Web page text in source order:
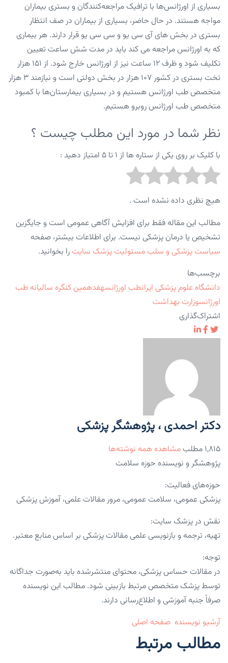
بسیاری از اورژانس‌ها با ترافیک مراجعه‌کنندگان و بستری بیماران
مواجه هستند. در حال حاضر، بسیاری از بیماران در صف انتظار
بستری در بخش های آی سی یو و سی سی یو قرار دارند. هر بیماری
که به اورژانس مراجعه می کند باید در مدت شش ساعت تعیین
تکلیف شود و ظرف ۱۲ ساعت نیز از اورژانس خارج شود. از ۱۵۱ هزار
تخت بستری در کشور ۱۰۷ هزار در بخش دولتی است و نیازمند ۳ هزار
متخصص طب اورژانس هستیم و در بسیاری بیمارستان‌ها با کمبود
متخصص طب اورژانس روبرو هستیم.
نظر شما در مورد این مطلب چیست ؟
با کلیک بر روی یکی از ستاره ها از ۱ تا ۵ امتیاز دهید :
هیچ نظری داده نشده است .
مطالب این مقاله فقط برای افزایش آگاهی عمومی است و جایگزین
تشخیص یا درمان پزشکی نیست. برای اطلاعات بیشتر، صفحه
سیاست پزشکی و سلب مسئولیت پزشک سایت را بخوانید.
برچسب‌ها
دانشگاه علوم پزشکی ایرانطب اورژانسهفدهمین کنگره سالیانه طب
اورژانسوزارت بهداشت
اشتراک‌گذاری
دکتر احمدی ، پژوهشگر پزشکی
۱,۸۱۵ مطلب
مشاهده همه نوشته‌ها
پژوهشگر و نویسنده حوزه سلامت
حوزه‌های فعالیت:
پزشکی عمومی، سلامت عمومی، مرور مقالات علمی، آموزش پزشکی
نقش در پزشک سایت:
تهیه، ترجمه و بازنویسی علمی مقالات پزشکی بر اساس منابع معتبر.
توجه:
در مقالات حساس پزشکی، محتوای منتشرشده باید به‌صورت جداگانه
توسط پزشک متخصص مرتبط بازبینی شود. مطالب این نویسنده
صرفاً جنبه آموزشی و اطلاع‌رسانی دارند.
آرشیو نویسنده صفحه اصلی
مطالب مرتبط